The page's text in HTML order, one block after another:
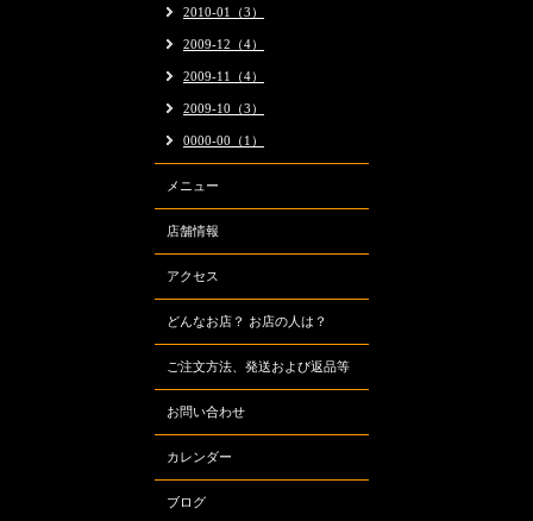
2010-01（3）
2009-12（4）
2009-11（4）
2009-10（3）
0000-00（1）
メニュー
店舗情報
アクセス
どんなお店？ お店の人は？
ご注文方法、発送および返品等
お問い合わせ
カレンダー
ブログ